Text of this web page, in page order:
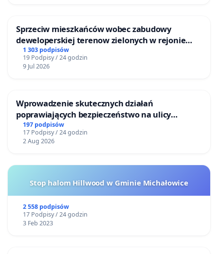
Sprzeciw mieszkańców wobec zabudowy
deweloperskiej terenow zielonych w rejonie
Bulwarów Straceńskich w Bielsku-Białej
1 303 podpisów
19 Podpisy / 24 godzin
9 Jul 2026
Wprowadzenie skutecznych działań
poprawiających bezpieczeństwo na ulicy
Żeromskiego w Otwocku
197 podpisów
17 Podpisy / 24 godzin
2 Aug 2026
Stop halom Hillwood w Gminie Michałowice
2 558 podpisów
17 Podpisy / 24 godzin
3 Feb 2023